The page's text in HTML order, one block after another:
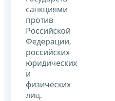
санкциями
против
Российской
Федерации,
российских
юридических
и
физических
лиц.